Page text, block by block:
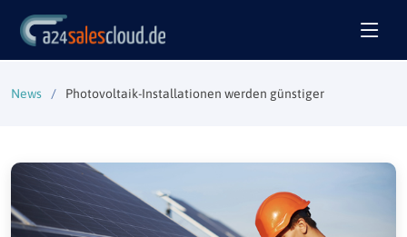
News Photovoltaik-Installationen werden günstiger